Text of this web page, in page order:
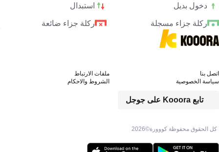
دخول بديل استبدال
ركلة جزاء مسجلة ركلة جزاء ضائعة
كل الحقوق محفوظة كووورة©2026
تابع Kooora على جوجل
اتصل بنا
ملفات الارتباط
سياسة الخصوصية
الشروط والاحكام